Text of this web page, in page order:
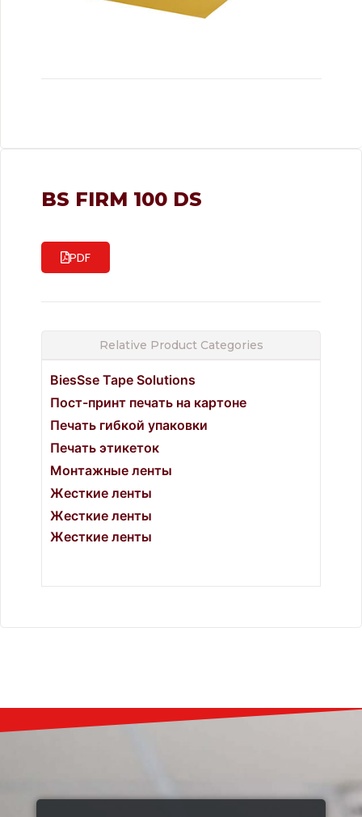
BS FIRM 100 DS
PDF
Relative Product Categories
BiesSse Tape Solutions
Пост-принт печать на картоне
Печать гибкой упаковки
Печать этикеток
Монтажные ленты
Жесткие ленты
Жесткие ленты
Жесткие ленты